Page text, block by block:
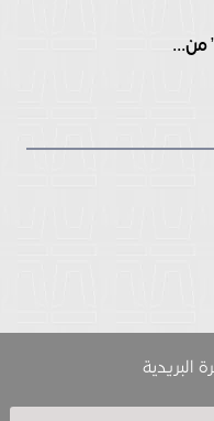
من...
البريدية